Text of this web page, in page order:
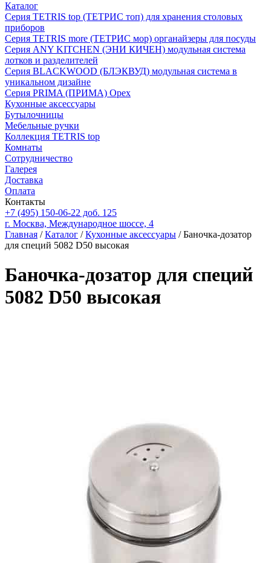
Каталог
Серия TETRIS top (ТЕТРИС топ) для хранения столовых
приборов
Серия TETRIS more (ТЕТРИС мор) органайзеры для посуды
Серия ANY KITCHEN (ЭНИ КИЧЕН) модульная система
лотков и разделителей
Серия BLACKWOOD (БЛЭКВУД) модульная система в
уникальном дизайне
Серия PRIMA (ПРИМА) Орех
Кухонные аксессуары
Бутылочницы
Мебельные ручки
Коллекция TETRIS top
Комнаты
Сотрудничество
Галерея
Доставка
Оплата
Контакты
+7 (495) 150-06-22 доб. 125
г. Москва, Международное шоссе, 4
Главная /Каталог /Кухонные аксессуары / Баночка-дозатор
для специй 5082 D50 высокая
Баночка-дозатор для специй
5082 D50 высокая